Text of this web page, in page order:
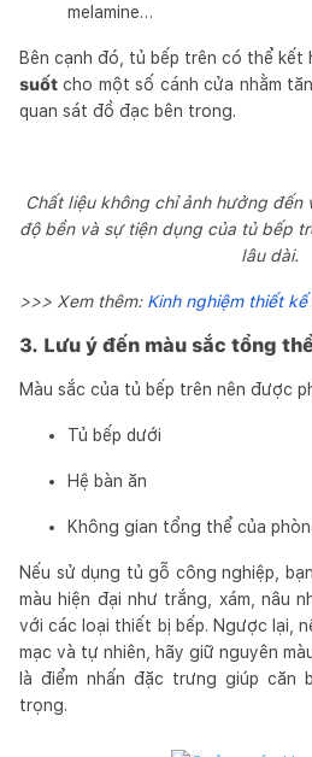
melamine…
Bên cạnh đó, tủ bếp trên có thể kết
suốt cho một số cánh cửa nhằm
quan sát đồ đạc bên trong.
Chất liệu không chỉ ảnh hưởng
độ bền và sự tiện dụng của tủ bếp
lâu dài.
>>> Xem thêm: Kinh nghiệm thiết
3. Lưu ý đến màu sắc tổng
Màu sắc của tủ bếp trên nên được
Tủ bếp dưới
Hệ bàn ăn
Không gian tổng thể của
Nếu sử dụng tủ gỗ công nghiệp,
màu hiện đại như trắng, xám, nâu
với các loại thiết bị bếp. Ngược lại,
mạc và tự nhiên, hãy giữ nguyên
là điểm nhấn đặc trưng giúp căn
trọng.